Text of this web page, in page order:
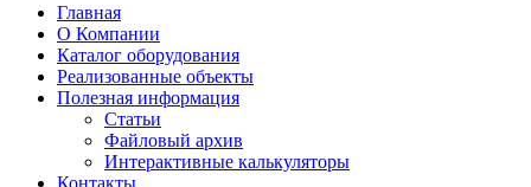
Главная
О Компании
Каталог оборудования
Реализованные объекты
Полезная информация
Статьи
Файловый архив
Интерактивные калькуляторы
Контакты